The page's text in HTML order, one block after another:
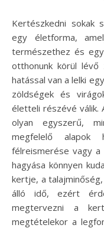
Kertészkedni sokak számára nem csupán hobbi, hanem
egy életforma,
természethez és
otthonunk körül lévő
hatással van a lelki
zöldségek és
életteli részévé válik.
olyan egyszerű,
megfelelő alapok
félreismerése vagy a
hagyása könnyen
kertje, a
álló idő, ezért
megtervezni a
megtételekor a